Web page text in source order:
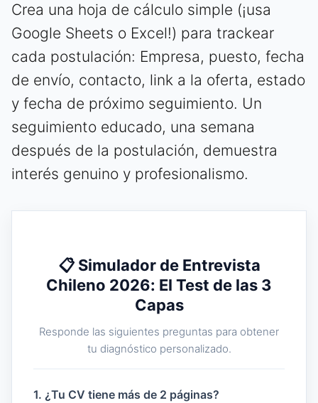
Crea una hoja de cálculo simple (¡usa
Google Sheets o Excel!) para trackear
cada postulación: Empresa, puesto, fecha
de envío, contacto, link a la oferta, estado
y fecha de próximo seguimiento. Un
seguimiento educado, una semana
después de la postulación, demuestra
interés genuino y profesionalismo.
📋 Simulador de Entrevista
Chileno 2026: El Test de las 3
Capas
Responde las siguientes preguntas para obtener
tu diagnóstico personalizado.
1. ¿Tu CV tiene más de 2 páginas?